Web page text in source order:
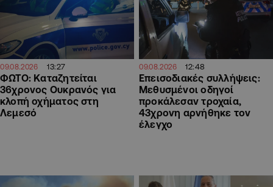
09.08.2026 13:27
ΦΩΤΟ: Καταζητείται
36χρονος Ουκρανός για
κλοπή οχήματος στη
Λεμεσό
09.08.2026 12:48
Επεισοδιακές συλλήψεις:
Μεθυσμένοι οδηγοί
προκάλεσαν τροχαία,
43χρονη αρνήθηκε τον
έλεγχο